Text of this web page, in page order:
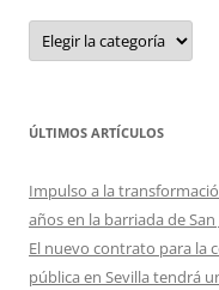
Categorias
ÚLTIMOS ARTÍCULOS
Impulso a la
años en la barriada de
El nuevo contrato para la
pública en Sevilla tendrá